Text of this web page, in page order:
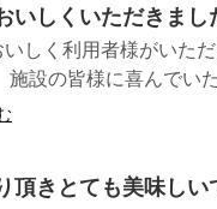
いしくいただきまし
おいしく利用
の皆様に喜んでいた
頂きとても美味しい